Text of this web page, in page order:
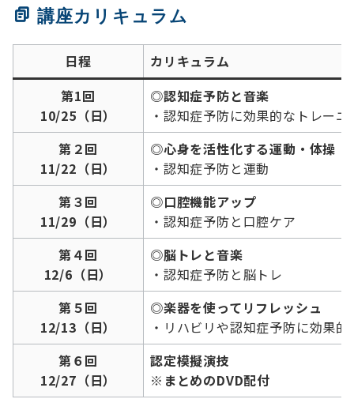
講座カリキュラム
日程
カリキュラム
第1回
10/25（日）
◎認知症予防と音楽
・認知症予防に効果的なトレーニ
第２回
11/22 （日）
◎心身を活性化する運動・体操
・認知症予防と運動
第３回
11/29（日）
◎口腔機能アップ
・認知症予防と口腔ケア
第４回
12/6（日）
◎脳トレと音楽
・認知症予防と脳トレ
第５回
12/13（日）
◎楽器を使ってリフレッシュ
・リハビリや認知症予防に効果
第６回
12/27（日）
認定模擬演技
※まとめのDVD配付